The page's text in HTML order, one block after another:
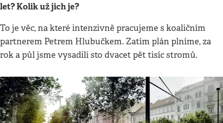
let? Kolik už jich je?
To je věc, na které intenzivně pracujeme s koaličním
partnerem Petrem Hlubučkem. Zatím plán plníme, za
rok a půl jsme vysadili sto dvacet pět tisíc stromů.